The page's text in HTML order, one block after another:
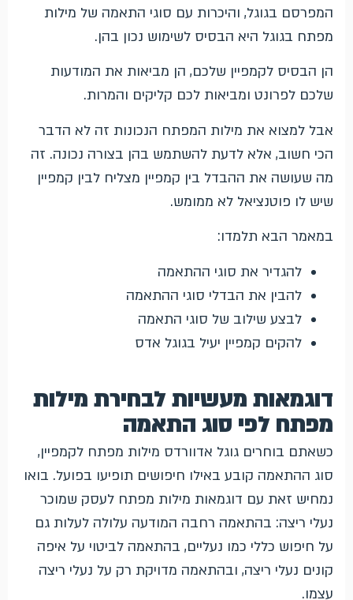
המפרסם בגוגל, והיכרות עם סוגי התאמה של מילות
מפתח בגוגל היא הבסיס לשימוש נכון בהן.
הן הבסיס לקמפיין שלכם, הן מביאות את המודעות
שלכם לפרונט ומביאות לכם קליקים והמרות.
אבל למצוא את מילות המפתח הנכונות זה לא הדבר
הכי חשוב, אלא לדעת להשתמש בהן בצורה נכונה. זה
מה שעושה את ההבדל בין קמפיין מצליח לבין קמפיין
שיש לו פוטנציאל לא ממומש.
במאמר הבא תלמדו:
להגדיר את סוגי ההתאמה
להבין את הבדלי סוגי ההתאמה
לבצע שילוב של סוגי התאמה
להקים קמפיין יעיל בגוגל אדס
דוגמאות מעשיות לבחירת מילות
מפתח לפי סוג התאמה
כשאתם בוחרים גוגל אדוורדס מילות מפתח לקמפיין,
סוג ההתאמה קובע באילו חיפושים תופיעו בפועל. בואו
נמחיש זאת עם דוגמאות מילות מפתח לעסק שמוכר
נעלי ריצה: בהתאמה רחבה המודעה עלולה לעלות גם
על חיפוש כללי כמו נעליים, בהתאמה לביטוי על איפה
קונים נעלי ריצה, ובהתאמה מדויקת רק על נעלי ריצה
עצמו.